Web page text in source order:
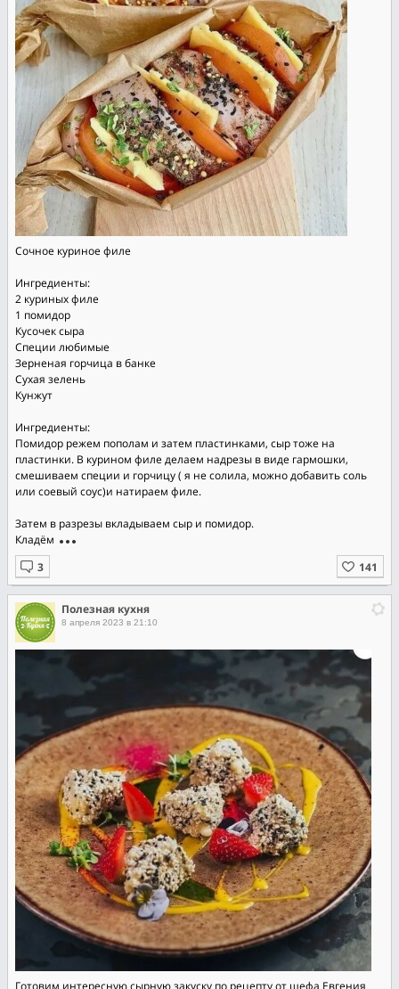
Сочное куриное филе
Ингредиенты:
2 куриных филе
1 помидор
Кусочек сыра
Специи любимые
Зерненая горчица в банке
Сухая зелень
Кунжут
Ингредиенты:
Помидор режем пополам и затем пластинками, сыр тоже на
пластинки. В курином филе делаем надрезы в виде гармошки,
смешиваем специи и горчицу ( я не солила, можно добавить соль
или соевый соус)и натираем филе.
Затем в разрезы вкладываем сыр и помидор.
Кладём
Полезная кухня
8 апреля 2023 в 21:10
Готовим интересную сырную закуску по рецепту от шефа Евгения